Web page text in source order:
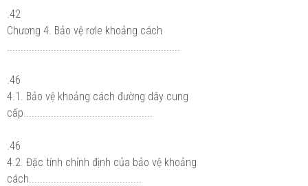
.42
Chương 4. Bảo vệ rơle khoảng cách
.46
4.1. Bảo vệ khoảng cách đường dây cung
cấp...............................................
.46
4.2. Đặc tính chỉnh định của bảo vệ khoảng
cách.........................................